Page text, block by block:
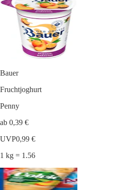
Bauer
Fruchtjoghurt
Penny
ab 0,39 €
UVP0,99 €
1 kg = 1.56